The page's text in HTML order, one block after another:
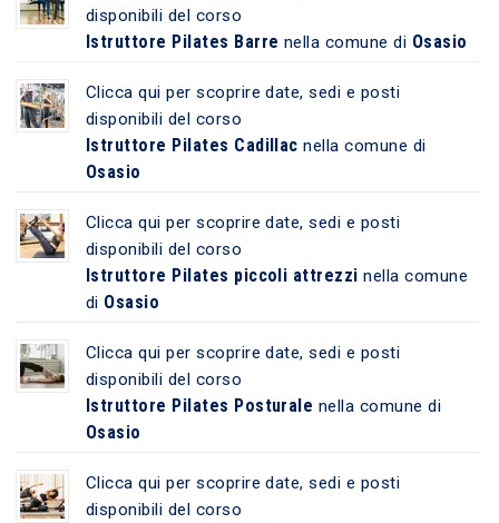
disponibili del corso
Istruttore Pilates Barre nella comune di Osasio
Clicca qui per scoprire date, sedi e posti
disponibili del corso
Istruttore Pilates Cadillac nella comune di
Osasio
Clicca qui per scoprire date, sedi e posti
disponibili del corso
Istruttore Pilates piccoli attrezzi nella comune
di Osasio
Clicca qui per scoprire date, sedi e posti
disponibili del corso
Istruttore Pilates Posturale nella comune di
Osasio
Clicca qui per scoprire date, sedi e posti
disponibili del corso